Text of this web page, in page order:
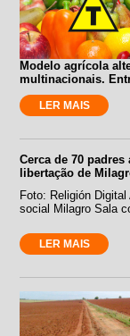
Modelo agrícola
multinacionais.
LER MAIS
Cerca de 70
libertação de
Foto: Religión
social Milagro Sala
LER MAIS